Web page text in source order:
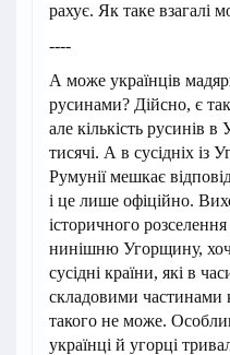
рахує. Як таке взагалі
----
А може українців
русинами? Дійсно, є
але кількість русинів
тисячі. А в сусідніх із
Румунії мешкає
і це лише офіційно.
історичного
нинішню Угорщину,
сусідні країни, які в
складовими частинами
такого не може.
українці й угорці